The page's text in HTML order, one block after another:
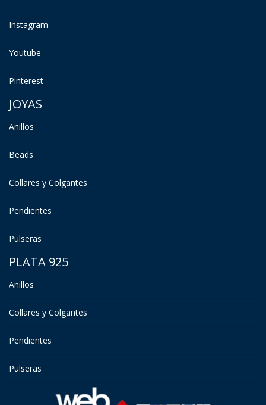
Instagram
Youtube
Pinterest
JOYAS
Anillos
Beads
Collares y Colgantes
Pendientes
Pulseras
PLATA 925
Anillos
Collares y Colgantes
Pendientes
Pulseras